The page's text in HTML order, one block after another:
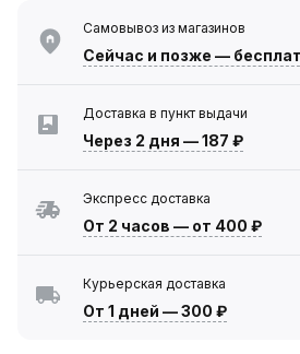
Самовывоз из магазинов
Сейчас и позже —
Доставка в пункт выдачи
Через 2 дня —187 ₽
Экспресс доставка
От 2 часов — от 400 ₽
Курьерская доставка
От 1 дней —300 ₽